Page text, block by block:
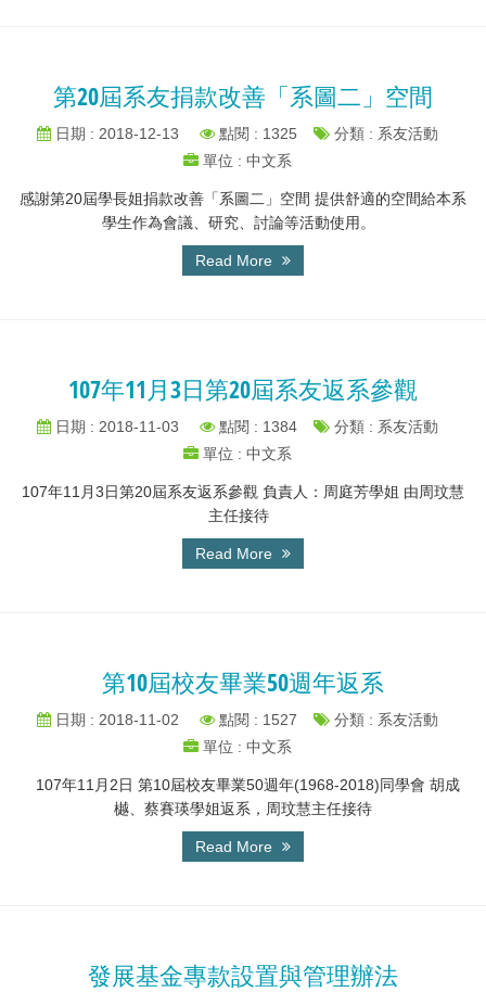
第20屆系友捐款改善「系圖二」空間
日期 : 2018-12-13 點閱 : 1325
分類 : 系友活動
單位 : 中文系
感謝第20屆學長姐捐款改善「系圖二」空間 提供舒適的空間給本系
學生作為會議、研究、討論等活動使用。
Read More
107年11月3日第20屆系友返系參觀
日期 : 2018-11-03 點閱 : 1384
分類 : 系友活動
單位 : 中文系
107年11月3日第20屆系友返系參觀 負責人：周庭芳學姐 由周玟慧
主任接待
Read More
第10屆校友畢業50週年返系
日期 : 2018-11-02 點閱 : 1527
分類 : 系友活動
單位 : 中文系
107年11月2日 第10屆校友畢業50週年(1968-2018)同學會 胡成
樾、蔡賽瑛學姐返系，周玟慧主任接待
Read More
發展基金專款設置與管理辦法